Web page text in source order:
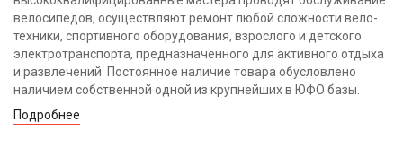
велосипедов, осуществляют ремонт любой сложности вело-
техники, спортивного оборудования, взрослого и детского
электротранспорта, предназначенного для активного отдыха
и развлечений. Постоянное наличие товара обусловлено
наличием собственной одной из крупнейших в ЮФО базы.
Подробнее